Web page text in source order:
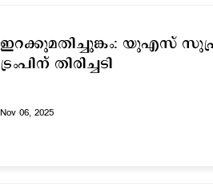
ഇറക്കുമതിച്ചുങ്കം: യുഎസ്
ട്രംപിന് തിരിച്ചടി
Nov 06, 2025